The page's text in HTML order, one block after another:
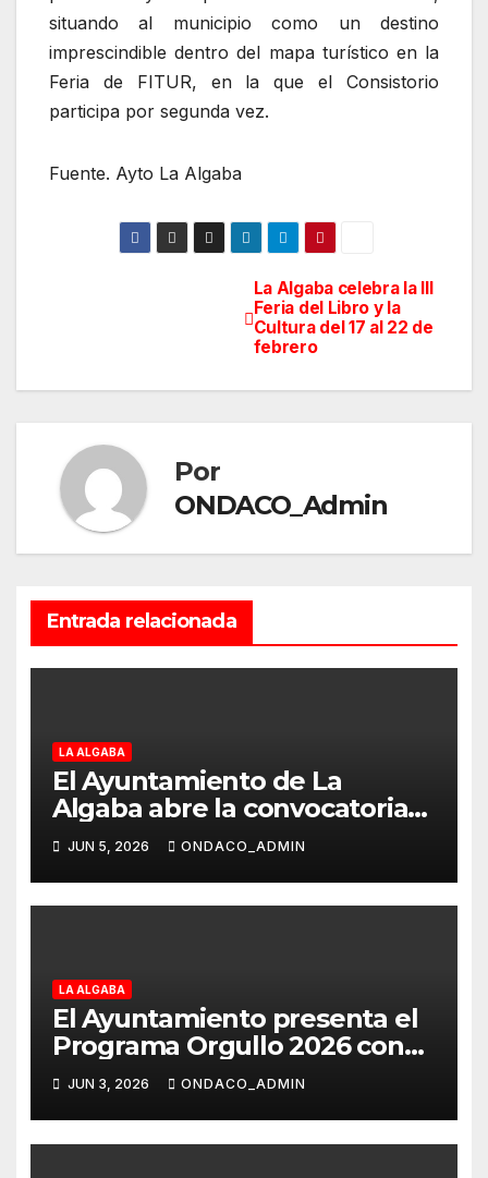
situando al municipio como un destino
imprescindible dentro del mapa turístico en la
Feria de FITUR, en la que el Consistorio
participa por segunda vez.
Fuente. Ayto La Algaba
entradas
La Algaba celebra la III
Feria del Libro y la
Cultura del 17 al 22 de
febrero
Por
ONDACO_Admin
Entrada relacionada
LA ALGABA
El Ayuntamiento de La
Algaba abre la convocatoria
del IX Certamen de Teatro
Aficionado “Teatro Algabeño”
2026
JUN 5, 2026 ONDACO_ADMIN
LA ALGABA
El Ayuntamiento presenta el
Programa Orgullo 2026 con
una amplia agenda de
actividades para promover la
diversidad y la inclusión
JUN 3, 2026 ONDACO_ADMIN